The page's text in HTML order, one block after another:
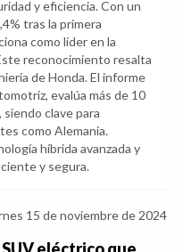
y eficiencia. Con un
tras la primera
como líder en la
reconocimiento resalta
de Honda. El informe
evalúa más de 10
clave para
como Alemania.
híbrida avanzada y
y segura.
15 de noviembre de 2024